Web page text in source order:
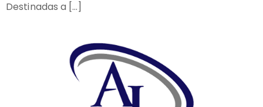
Destinadas a […]